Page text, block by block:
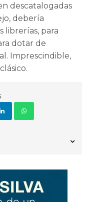
descatalogadas
debería
librerías, para
dotar de
Imprescindible,